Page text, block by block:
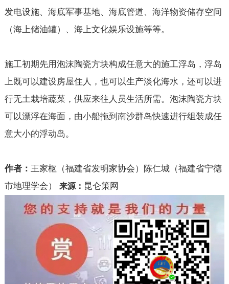
发电设施、海底军事基地、海底管道、海洋物资储存空间
（海上储油罐）、海上文化娱乐设施等等。
施工初期先用泡沫陶瓷方块构成任意大的施工浮岛，浮岛
上既可以建设房屋住人，也可以生产淡化海水，还可以进
行无土栽培蔬菜，供应来往人员生活所需。泡沫陶瓷方块
可以漂浮在海面，由小船拖到南沙群岛快速进行组装成任
意大小的浮动岛。
作者： 王家枢（福建省发明家协会）陈仁城（福建省宁德
市地理学会） 来源： 昆仑策网